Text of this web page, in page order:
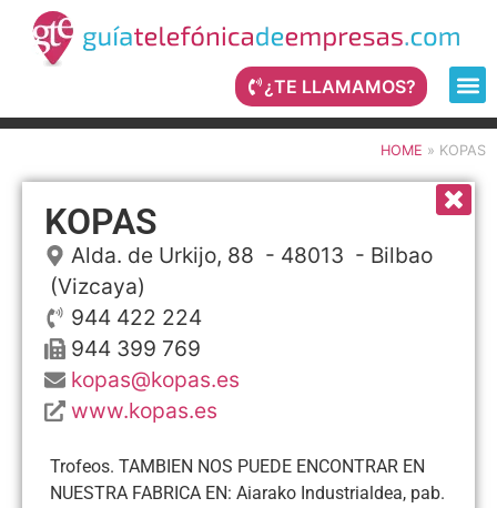
¿TE LLAMAMOS?
HOME » KOPAS
KOPAS
Alda. de Urkijo, 88 - 48013 - Bilbao
(Vizcaya)
944 422 224
944 399 769
kopas@kopas.es
www.kopas.es
Trofeos. TAMBIEN NOS PUEDE ENCONTRAR EN
NUESTRA FABRICA EN: Aiarako Industrialdea, pab.